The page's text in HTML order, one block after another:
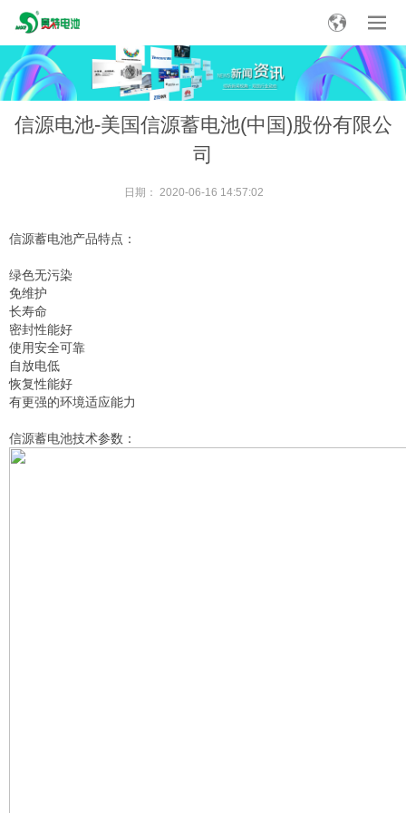
信源电池-美国信源蓄电池(中国)股份有限公
司
日期： 2020-06-16 14:57:02
信源蓄电池产品特点：
绿色无污染
免维护
长寿命
密封性能好
使用安全可靠
自放电低
恢复性能好
有更强的环境适应能力
信源蓄电池技术参数：